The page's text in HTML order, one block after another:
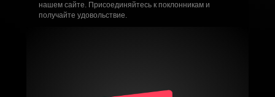
нашем сайте. Присоединяйтесь к поклонникам и
получайте удовольствие.